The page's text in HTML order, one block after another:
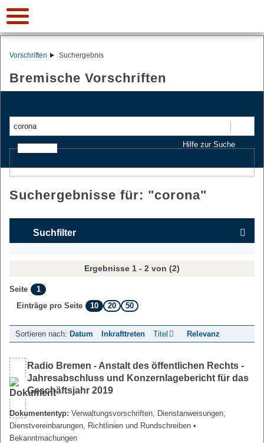
Vorschriften Suchergebnis
Bremische Vorschriften
Hilfe zur Suche
Suchergebnisse für: "corona"
Suchfilter
Ergebnisse 1 - 2 von (2)
Seite
1
Einträge pro Seite
10 20 50
Sortieren nach: Datum Inkrafttreten Titel Relevanz
Radio Bremen - Anstalt des öffentlichen Rechts -
Jahresabschluss und Konzernlagebericht für das
Geschäftsjahr 2019
Dokumententyp: Verwaltungsvorschriften, Dienstanweisungen,
Dienstvereinbarungen, Richtlinien und Rundschreiben •
Bekanntmachungen